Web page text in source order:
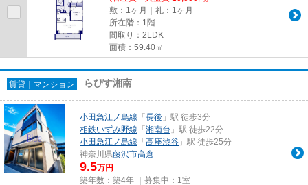
敷：1ヶ月｜礼：1ヶ月
所在階：1階
間取り：2LDK
面積：59.40㎡
賃貸｜マンション らぴす湘南
小田急江ノ島線 「 長後 」駅 徒歩3分
相鉄いずみ野線 「 湘南台 」駅 徒歩22分
小田急江ノ島線 「 高座渋谷 」駅 徒歩25分
神奈川県藤沢市高倉
9.5万円
築年数：築4年 ｜募集中： 1室